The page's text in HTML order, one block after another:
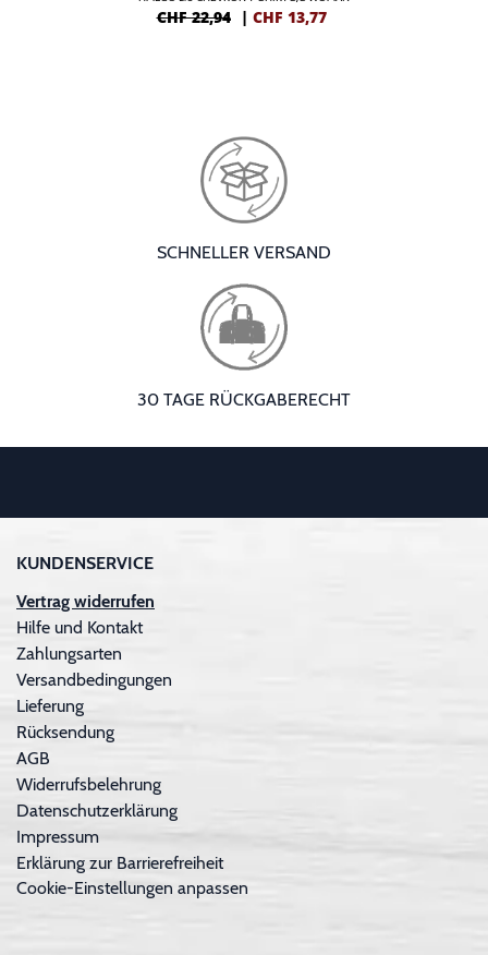
CHF 22,94 | CHF 13,77
SCHNELLER VERSAND
30 TAGE RÜCKGABERECHT
KUNDENSERVICE
Vertrag widerrufen
Hilfe und Kontakt
Zahlungsarten
Versandbedingungen
Lieferung
Rücksendung
AGB
Widerrufsbelehrung
Datenschutzerklärung
Impressum
Erklärung zur Barrierefreiheit
Cookie-Einstellungen anpassen